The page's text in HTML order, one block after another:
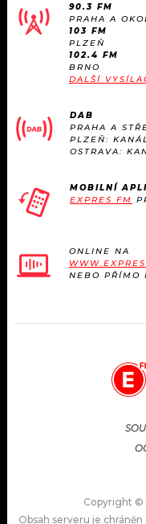
90.3 FM
PRAHA A
103 FM
PLZEŇ
102.4 FM
BRNO
DALŠÍ
DAB
PRAHA A
PLZEŇ:
OSTRAVA:
MOBILNÍ
EXPRES FM
ONLINE NA
NEBO PŘÍMO
Copyright ©
Obsah serveru je